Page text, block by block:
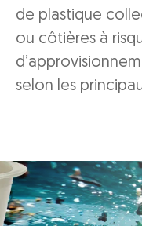
de plastique
ou côtières à
selon les